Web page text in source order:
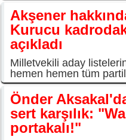
Akşener
Kurucu
açıkladı
Milletvekili aday
hemen hemen tüm
Önder
sert karşılık:
portakalı!"